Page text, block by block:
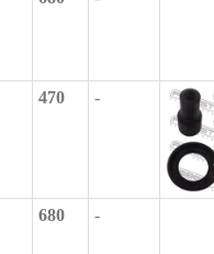
470 -
680 -